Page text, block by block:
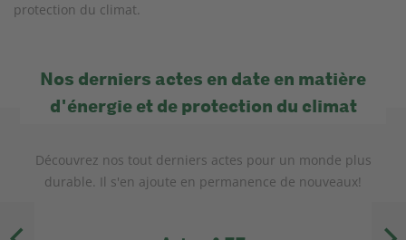
protection du climat.
Nos derniers actes en date en matière
d'énergie et de protection du climat
Découvrez nos tout derniers actes pour un monde plus
durable. Il s'en ajoute en permanence de nouveaux!